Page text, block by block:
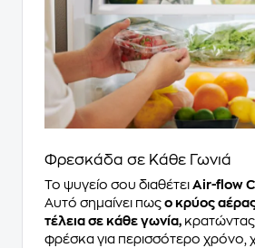
Φρεσκάδα σε Κάθε Γωνιά
Το ψυγείο σου διαθέτει Air-flow
Αυτό σημαίνει πως ο κρύος
τέλεια σε κάθε γωνία,
φρέσκα για περισσότερο χρόνο,